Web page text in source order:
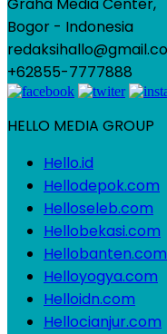
Graha Media Center,
Bogor - Indonesia
+62855-7777888
HELLO MEDIA GROUP
Hello.id
Hellodepok.com
Helloseleb.com
Hellobekasi.com
Hellobanten.com
Helloyogya.com
Helloidn.com
Hellocianjur.com